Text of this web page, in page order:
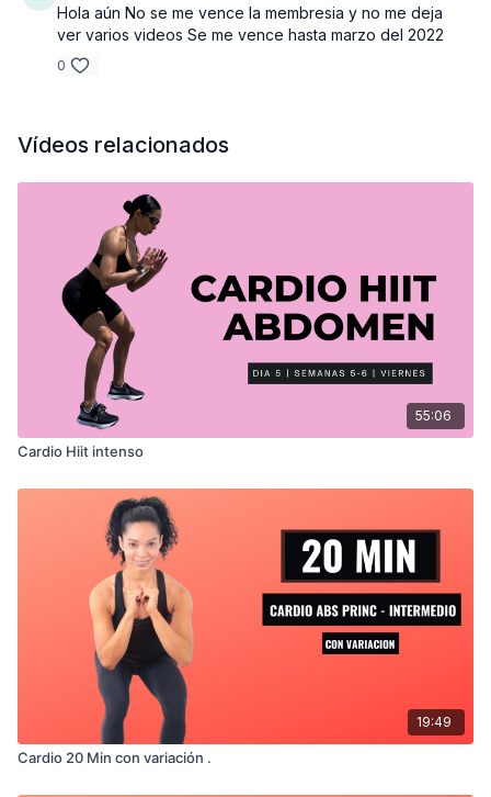
Hola aún No se me vence la membresia y no me deja
ver varios videos Se me vence hasta marzo del 2022
0
Vídeos relacionados
55:06
Cardio Hiit intenso
19:49
Cardio 20 Min con variación .